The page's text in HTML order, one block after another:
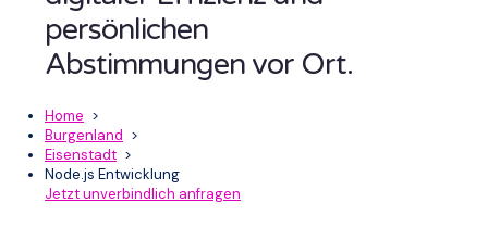
persönlichen
Abstimmungen vor Ort.
Home >
Burgenland >
Eisenstadt >
Node.js Entwicklung
Jetzt unverbindlich anfragen